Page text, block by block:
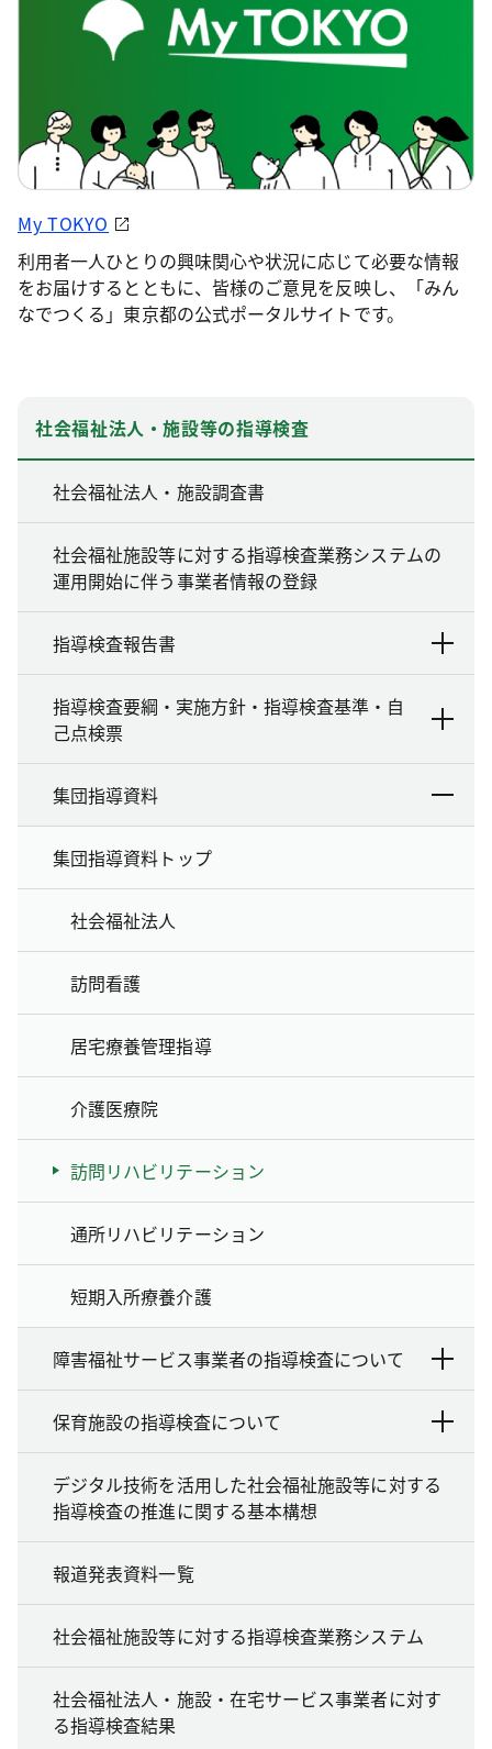
My TOKYO
利用者一人ひとりの興味関心や状況に応じて必要な情報
をお届けするとともに、皆様のご意見を反映し、「みん
なでつくる」東京都の公式ポータルサイトです。
社会福祉法人・施設等の指導検査
社会福祉法人・施設調査書
社会福祉施設等に対する指導検査業務システムの
運用開始に伴う事業者情報の登録
指導検査報告書
指導検査要綱・実施方針・指導検査基準・自
己点検票
集団指導資料
集団指導資料トップ
社会福祉法人
訪問看護
居宅療養管理指導
介護医療院
訪問リハビリテーション
通所リハビリテーション
短期入所療養介護
障害福祉サービス事業者の指導検査について
保育施設の指導検査について
デジタル技術を活用した社会福祉施設等に対する
指導検査の推進に関する基本構想
報道発表資料一覧
社会福祉施設等に対する指導検査業務システム
社会福祉法人・施設・在宅サービス事業者に対す
る指導検査結果